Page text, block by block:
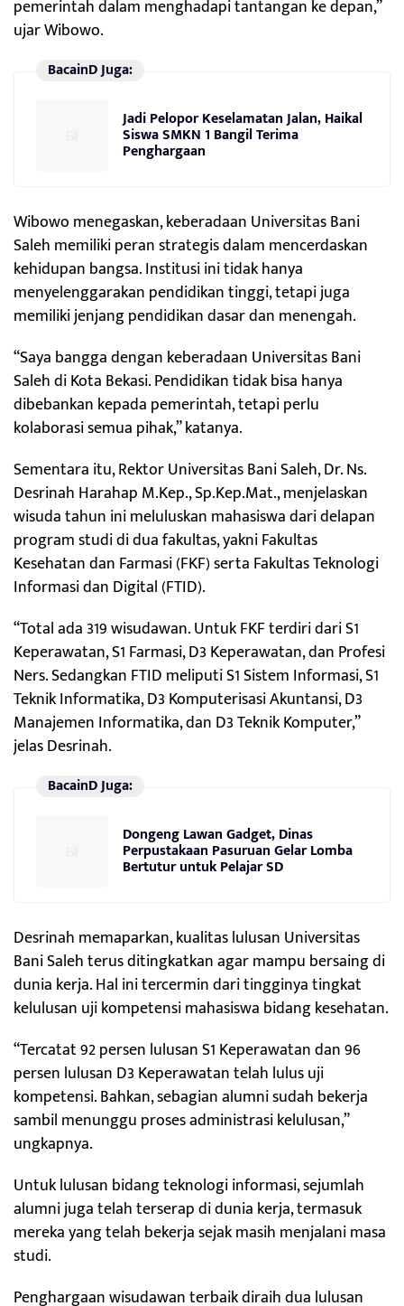
pemerintah dalam menghadapi tantangan ke depan,”
ujar Wibowo.
BacainD Juga:
Jadi Pelopor Keselamatan Jalan, Haikal
Siswa SMKN 1 Bangil Terima
Penghargaan
Wibowo menegaskan, keberadaan Universitas Bani
Saleh memiliki peran strategis dalam mencerdaskan
kehidupan bangsa. Institusi ini tidak hanya
menyelenggarakan pendidikan tinggi, tetapi juga
memiliki jenjang pendidikan dasar dan menengah.
“Saya bangga dengan keberadaan Universitas Bani
Saleh di Kota Bekasi. Pendidikan tidak bisa hanya
dibebankan kepada pemerintah, tetapi perlu
kolaborasi semua pihak,” katanya.
Sementara itu, Rektor Universitas Bani Saleh, Dr. Ns.
Desrinah Harahap M.Kep., Sp.Kep.Mat., menjelaskan
wisuda tahun ini meluluskan mahasiswa dari delapan
program studi di dua fakultas, yakni Fakultas
Kesehatan dan Farmasi (FKF) serta Fakultas Teknologi
Informasi dan Digital (FTID).
“Total ada 319 wisudawan. Untuk FKF terdiri dari S1
Keperawatan, S1 Farmasi, D3 Keperawatan, dan Profesi
Ners. Sedangkan FTID meliputi S1 Sistem Informasi, S1
Teknik Informatika, D3 Komputerisasi Akuntansi, D3
Manajemen Informatika, dan D3 Teknik Komputer,”
jelas Desrinah.
BacainD Juga:
Dongeng Lawan Gadget, Dinas
Perpustakaan Pasuruan Gelar Lomba
Bertutur untuk Pelajar SD
Desrinah memaparkan, kualitas lulusan Universitas
Bani Saleh terus ditingkatkan agar mampu bersaing di
dunia kerja. Hal ini tercermin dari tingginya tingkat
kelulusan uji kompetensi mahasiswa bidang kesehatan.
“Tercatat 92 persen lulusan S1 Keperawatan dan 96
persen lulusan D3 Keperawatan telah lulus uji
kompetensi. Bahkan, sebagian alumni sudah bekerja
sambil menunggu proses administrasi kelulusan,”
ungkapnya.
Untuk lulusan bidang teknologi informasi, sejumlah
alumni juga telah terserap di dunia kerja, termasuk
mereka yang telah bekerja sejak masih menjalani masa
studi.
Penghargaan wisudawan terbaik diraih dua lulusan